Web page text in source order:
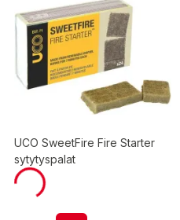
UCO SweetFire Fire Starter
sytytyspalat